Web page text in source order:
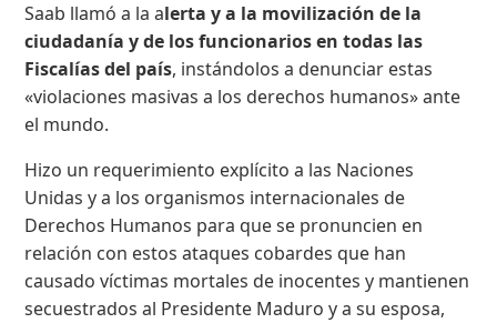
Saab llamó a la alerta y a la movilización de la
ciudadanía y de los funcionarios en todas las
Fiscalías del país, instándolos a denunciar estas
«violaciones masivas a los derechos humanos» ante
el mundo.
Hizo un requerimiento explícito a las Naciones
Unidas y a los organismos internacionales de
Derechos Humanos para que se pronuncien en
relación con estos ataques cobardes que han
causado víctimas mortales de inocentes y mantienen
secuestrados al Presidente Maduro y a su esposa,